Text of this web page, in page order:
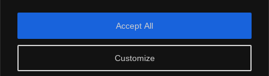
Customize
Accept All
Francesco Franceschi– Tutti i diritti riservati